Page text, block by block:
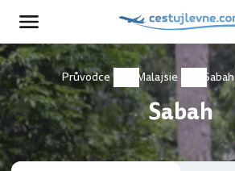
Průvodce Malajsie Sabah
Sabah